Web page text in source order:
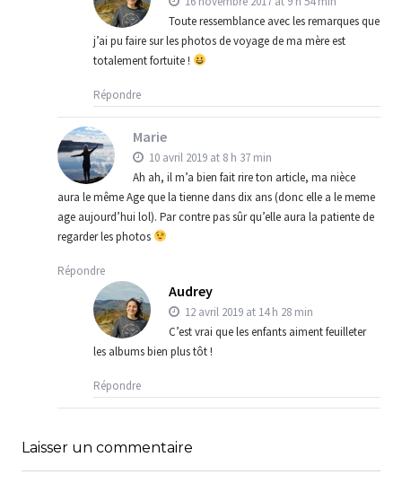
Toute ressemblance avec les remarques que
j’ai pu faire sur les photos de voyage de ma mère est
totalement fortuite !
Répondre
Marie
10 avril 2019 at 8 h 37 min
Ah ah, il m’a bien fait rire ton article, ma nièce
aura le même Age que la tienne dans dix ans (donc elle a le meme
age aujourd’hui lol). Par contre pas sûr qu’elle aura la patiente de
regarder les photos
Répondre
Audrey
12 avril 2019 at 14 h 28 min
C’est vrai que les enfants aiment feuilleter
les albums bien plus tôt !
Répondre
Laisser un commentaire